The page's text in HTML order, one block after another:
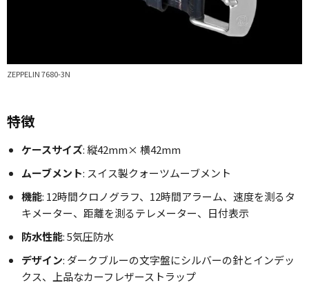
ZEPPELIN 7680-3N
特徴
ケースサイズ: 縦42mm× 横42mm
ムーブメント: スイス製クォーツムーブメント
機能: 12時間クロノグラフ、12時間アラーム、速度を測るタ
キメーター、距離を測るテレメーター、日付表示
防水性能: 5気圧防水
デザイン: ダークブルーの文字盤にシルバーの針とインデッ
クス、上品なカーフレザーストラップ